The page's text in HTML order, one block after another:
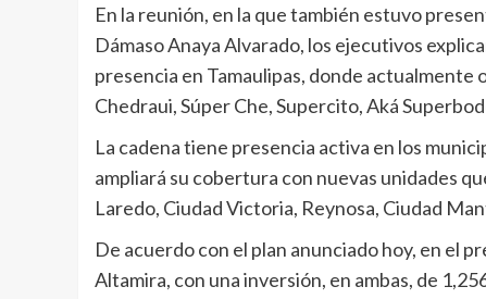
En la reunión, en la que también estuvo
Dámaso Anaya Alvarado, los ejecutivos
presencia en Tamaulipas, donde
Chedraui, Súper Che, Supercito, Aká
La cadena tiene presencia activa en los
ampliará su cobertura con nuevas unidades
Laredo, Ciudad Victoria, Reynosa, Ciudad
De acuerdo con el plan anunciado hoy, en el
Altamira, con una inversión, en ambas, de